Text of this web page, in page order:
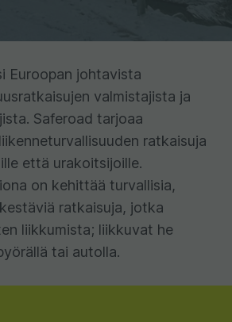
Euroopan johtavista
valmistajista ja
Saferoad tarjoaa
ratkaisuja
että urakoitsijoille.
on kehittää turvallisia,
ratkaisuja, jotka
liikkumista; liikkuvat he
tai autolla.